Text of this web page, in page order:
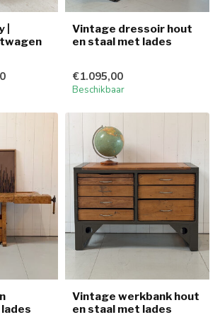
Vintage dressoir hout
en staal met lades
€1.095,00
Beschikbaar
Vintage werkbank hout
en staal met lades